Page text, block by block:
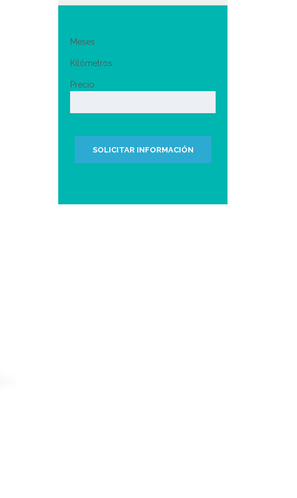
Meses
Kilómetros
Precio
SOLICITAR INFORMACIÓN